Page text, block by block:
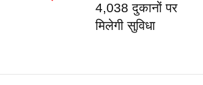
4,038 दुकानों पर
मिलेगी सुविधा